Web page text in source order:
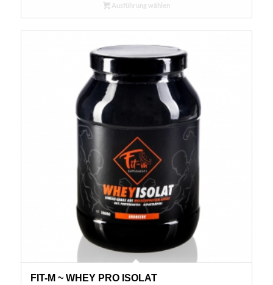
Ausführung wählen
FIT-M ~ WHEY PRO ISOLAT